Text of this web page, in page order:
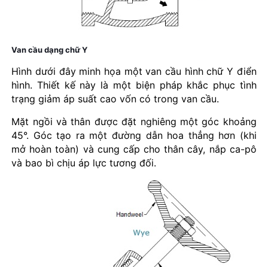
Van cầu dạng chữ Y
Hình dưới đây minh họa một van cầu hình chữ Y điển
hình. Thiết kế này là một biện pháp khắc phục tình
trạng giảm áp suất cao vốn có trong van cầu.
Mặt ngồi và thân được đặt nghiêng một góc khoảng
45°. Góc tạo ra một đường dẫn hoa thẳng hơn (khi
mở hoàn toàn) và cung cấp cho thân cây, nắp ca-pô
và bao bì chịu áp lực tương đối.